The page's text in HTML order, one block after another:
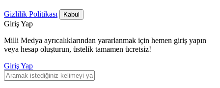
Gizlilik Politikası Kabul
Giriş Yap
Milli Medya ayrıcalıklarından yararlanmak için hemen giriş yapın
veya hesap oluşturun, üstelik tamamen ücretsiz!
Giriş Yap